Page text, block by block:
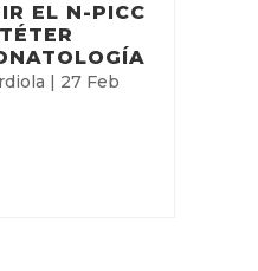
EL N-PICC
| 27 Feb